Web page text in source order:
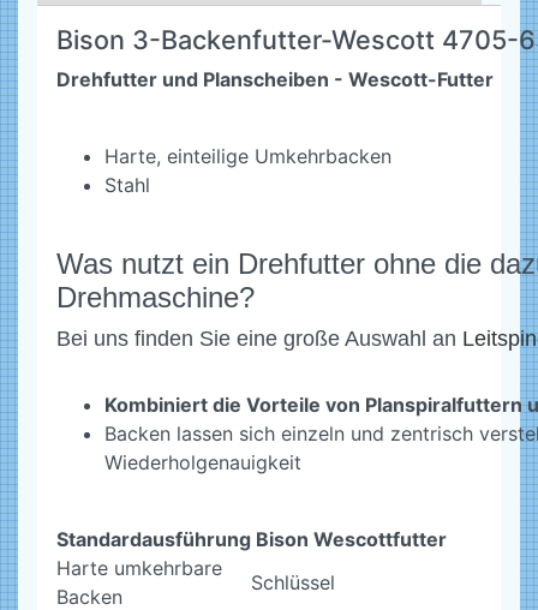
Bison 3-Backenfutter-Wescott 4705-
Drehfutter und Planscheiben - Wescott-Futter
Harte, einteilige Umkehrbacken
Stahl
Was nutzt ein Drehfutter ohne die
Drehmaschine?
Bei uns finden Sie eine große Auswahl an
Kombiniert die Vorteile von Planspiralfuttern
Backen lassen sich einzeln und zentrisch
Wiederholgenauigkeit
Standardausführung Bison Wescottfutter
Harte umkehrbare
Backen
Schlüssel